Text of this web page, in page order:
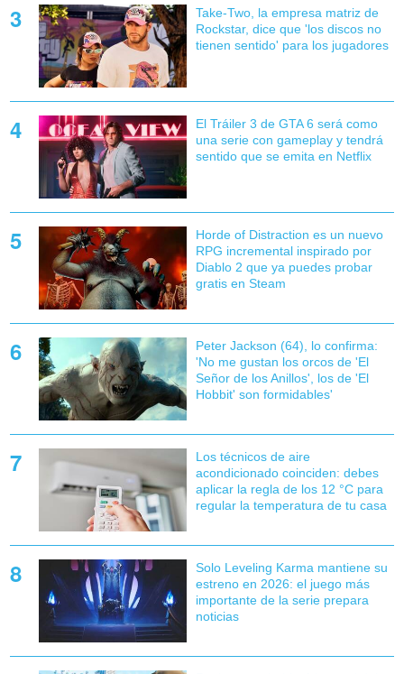
Take-Two, la empresa matriz de
Rockstar, dice que 'los discos no
tienen sentido' para los jugadores
El Tráiler 3 de GTA 6 será como
una serie con gameplay y tendrá
sentido que se emita en Netflix
Horde of Distraction es un nuevo
RPG incremental inspirado por
Diablo 2 que ya puedes probar
gratis en Steam
Peter Jackson (64), lo confirma:
'No me gustan los orcos de 'El
Señor de los Anillos', los de 'El
Hobbit' son formidables'
Los técnicos de aire
acondicionado coinciden: debes
aplicar la regla de los 12 °C para
regular la temperatura de tu casa
Solo Leveling Karma mantiene su
estreno en 2026: el juego más
importante de la serie prepara
noticias